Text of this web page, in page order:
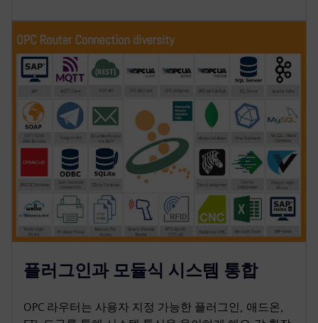
플러그인과 모듈식 시스템 통합
OPC 라우터는 사용자 지정 가능한 플러그인, 애드온,